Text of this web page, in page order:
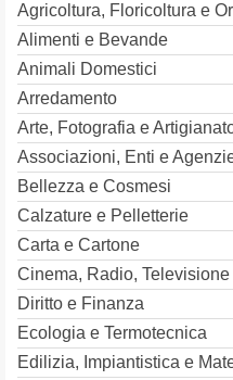
Agricoltura, Floricoltura e
Alimenti e Bevande
Animali Domestici
Arredamento
Arte, Fotografia e
Associazioni, Enti e
Bellezza e Cosmesi
Calzature e Pelletterie
Carta e Cartone
Cinema, Radio, Televisione
Diritto e Finanza
Ecologia e Termotecnica
Edilizia, Impiantistica e